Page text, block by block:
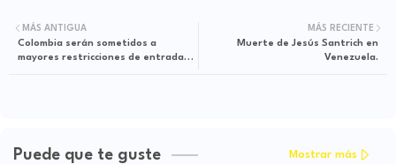
MÁS RECIENTE
Muerte de Jesús Santrich en
Venezuela.
MÁS ANTIGUA
Colombia serán sometidos a
mayores restricciones de entrada
Puede que te guste Mostrar más